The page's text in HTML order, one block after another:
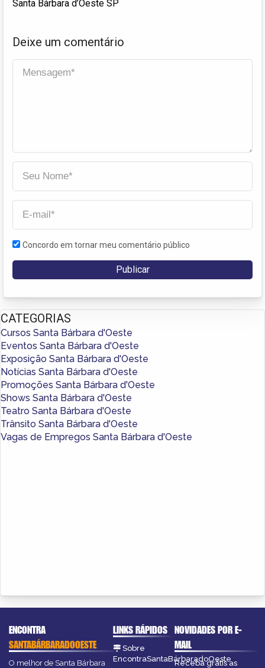
Santa Bárbara d’Oeste SP
Deixe um comentário
Concordo em tornar meu comentário público
CATEGORIAS
Cursos Santa Bárbara d'Oeste
Eventos Santa Bárbara d'Oeste
Exposição Santa Bárbara d'Oeste
Notícias Santa Bárbara d'Oeste
Promoções Santa Bárbara d'Oeste
Shows Santa Bárbara d'Oeste
Teatro Santa Bárbara d'Oeste
Trânsito Santa Bárbara d'Oeste
Vagas de Empregos Santa Bárbara d'Oeste
ENCONTRA
SANTABÁRBARADOOESTE
O melhor de Santa Bárbara
LINKS RÁPIDOS
Sobre
EncontraSantaBárbaradoOeste
NOVIDADES POR E-
MAIL
Receba grátis as